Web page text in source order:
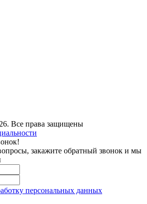
Все права защищены
закажите обратный звонок и мы
персональных данных